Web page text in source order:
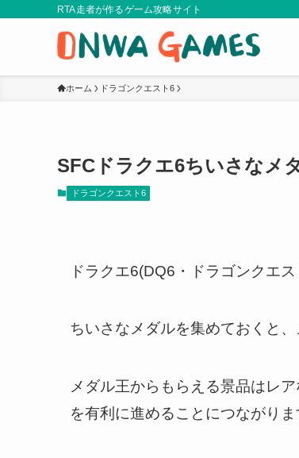
RTA走者が作るゲーム攻略サイト
ホーム ドラゴンクエスト6
SFCドラクエ6ちいさなメ
ドラゴンクエスト6
ドラクエ6(DQ6・ドラゴンクエ
ちいさなメダルを集めておくと
メダル王からもらえる景品はレ
を有利に進めることにつながりま